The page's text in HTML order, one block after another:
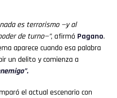
es terrorismo —y al
de turno—”, afirmó Pagano.
aparece cuando esa palabra
un delito y comienza a
el actual escenario con